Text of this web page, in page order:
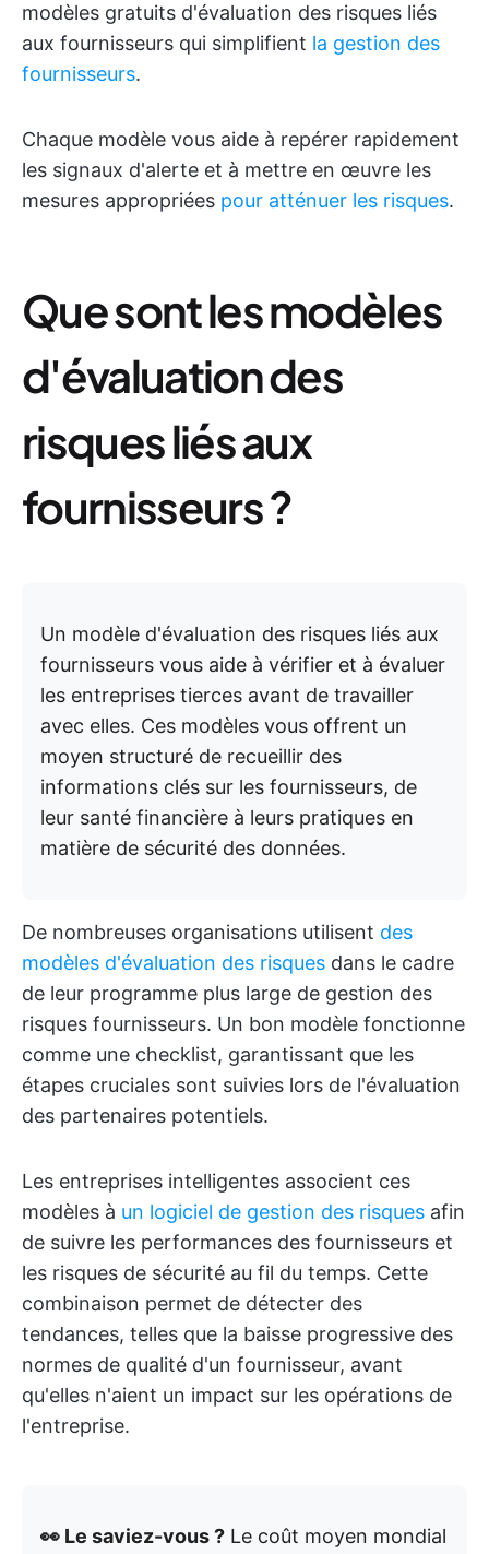
modèles gratuits d'évaluation des risques liés
aux fournisseurs qui simplifient la gestion des
fournisseurs.
Chaque modèle vous aide à repérer rapidement
les signaux d'alerte et à mettre en œuvre les
mesures appropriées pour atténuer les risques.
Que sont les modèles
d'évaluation des
risques liés aux
fournisseurs ?
Un modèle d'évaluation des risques liés aux
fournisseurs vous aide à vérifier et à évaluer
les entreprises tierces avant de travailler
avec elles. Ces modèles vous offrent un
moyen structuré de recueillir des
informations clés sur les fournisseurs, de
leur santé financière à leurs pratiques en
matière de sécurité des données.
De nombreuses organisations utilisent des
modèles d'évaluation des risques dans le cadre
de leur programme plus large de gestion des
risques fournisseurs. Un bon modèle fonctionne
comme une checklist, garantissant que les
étapes cruciales sont suivies lors de l'évaluation
des partenaires potentiels.
Les entreprises intelligentes associent ces
modèles à un logiciel de gestion des risques afin
de suivre les performances des fournisseurs et
les risques de sécurité au fil du temps. Cette
combinaison permet de détecter des
tendances, telles que la baisse progressive des
normes de qualité d'un fournisseur, avant
qu'elles n'aient un impact sur les opérations de
l'entreprise.
👀 Le saviez-vous ? Le coût moyen mondial